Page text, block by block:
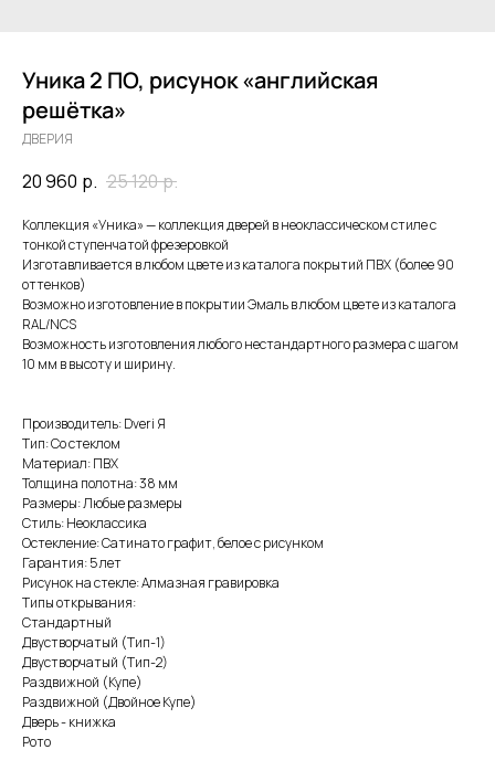
Уника 2 ПО, рисунок «английская
решётка»
ДВЕРИЯ
20 960 р. 25 120р.
Коллекция «Уника» — коллекция дверей в неоклассическом стиле с
тонкой ступенчатой фрезеровкой
Изготавливается в любом цвете из каталога покрытий ПВХ (более 90
оттенков)
Возможно изготовление в покрытии Эмаль в любом цвете из каталога
RAL/NCS
Возможность изготовления любого нестандартного размера с шагом
10 мм в высоту и ширину.
Производитель: Dveri Я
Тип: Со стеклом
Материал: ПВХ
Толщина полотна: 38 мм
Размеры: Любые размеры
Стиль: Неоклассика
Остекление: Сатинато графит, белое с рисунком
Гарантия: 5 лет
Рисунок на стекле: Алмазная гравировка
Типы открывания:
Стандартный
Двустворчатый (Тип-1)
Двустворчатый (Тип-2)
Раздвижной (Купе)
Раздвижной (Двойное Купе)
Дверь - книжка
Рото